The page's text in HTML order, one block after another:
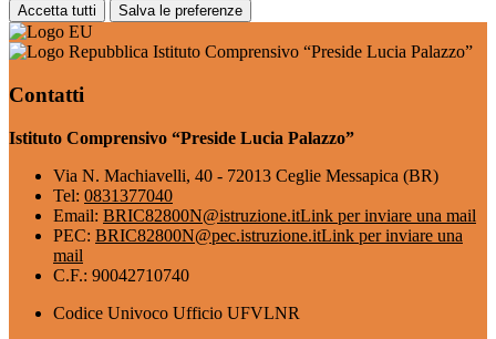
Accetta tutti Salva le preferenze
Istituto Comprensivo “Preside Lucia Palazzo”
Contatti
Istituto Comprensivo “Preside Lucia Palazzo”
Via N. Machiavelli, 40 - 72013 Ceglie Messapica (BR)
Tel: 0831377040
Email: BRIC82800N@istruzione.itLink per inviare una mail
PEC: BRIC82800N@pec.istruzione.itLink per inviare una
mail
C.F.: 90042710740
Codice Univoco Ufficio UFVLNR